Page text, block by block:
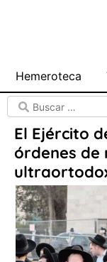
Hemeroteca
El Ejército
órdenes de